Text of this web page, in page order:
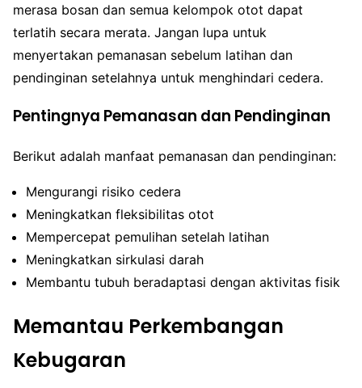
merasa bosan dan semua kelompok otot dapat
terlatih secara merata. Jangan lupa untuk
menyertakan pemanasan sebelum latihan dan
pendinginan setelahnya untuk menghindari cedera.
Pentingnya Pemanasan dan Pendinginan
Berikut adalah manfaat pemanasan dan pendinginan:
Mengurangi risiko cedera
Meningkatkan fleksibilitas otot
Mempercepat pemulihan setelah latihan
Meningkatkan sirkulasi darah
Membantu tubuh beradaptasi dengan aktivitas fisik
Memantau Perkembangan
Kebugaran